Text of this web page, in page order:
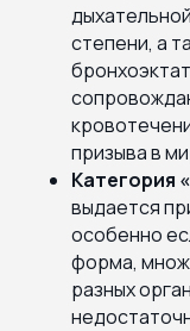
степени, а
призыва в
Категория
выдается
особенно
форма,
разных